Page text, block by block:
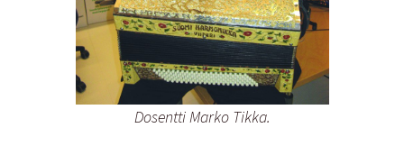
Dosentti Marko Tikka.